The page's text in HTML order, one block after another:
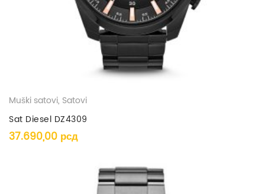
Muški satovi, Satovi
Sat Diesel DZ4309
37.690,00 рсд